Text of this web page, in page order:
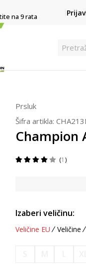
na 9 rata
Pret
Prsluk
Šifra artikla:
Champion
1
Izaberi veličinu:
Veličine EU Veličine